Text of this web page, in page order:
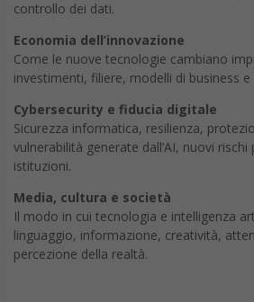
controllo dei dati.
Economia dell’innovazione
Come le nuove tecnologie cambiano
investimenti, filiere, modelli di business
Cybersecurity e fiducia digitale
Sicurezza informatica, resilienza,
vulnerabilità generate dall’AI, nuovi rischi
istituzioni.
Media, cultura e società
Il modo in cui tecnologia e intelligenza
linguaggio, informazione, creatività,
percezione della realtà.